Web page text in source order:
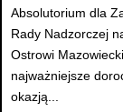
Absolutorium dla
Rady Nadzorczej
Ostrowi
najważniejsze
okazją...